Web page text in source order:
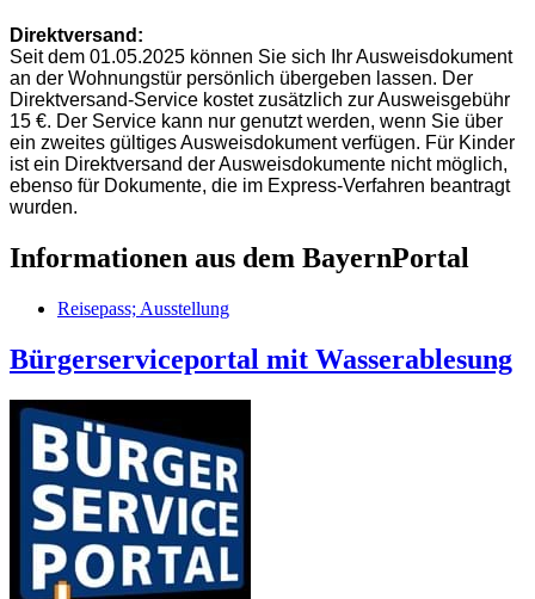
Direktversand:
​Seit dem 01.05.2025 können Sie sich Ihr Ausweisdokument
an der Wohnungstür persönlich übergeben lassen. Der
Direktversand-Service kostet zusätzlich zur Ausweisgebühr
15 €. Der Service kann nur genutzt werden, wenn Sie über
ein zweites gültiges Ausweisdokument verfügen. Für Kinder
ist ein Direktversand der Ausweisdokumente nicht möglich,
ebenso für Dokumente, die im Express-Verfahren beantragt
wurden.
Informationen aus dem BayernPortal
Reisepass; Ausstellung
Bürgerserviceportal mit Wasserablesung